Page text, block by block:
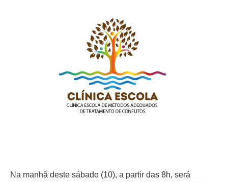
Na manhã deste sábado (10), a partir das 8h, será